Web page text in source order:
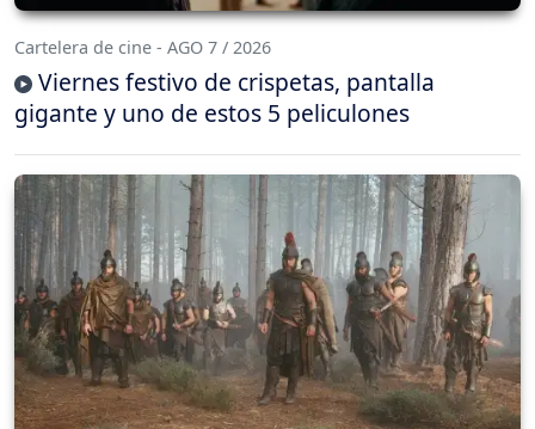
Cartelera de cine - AGO 7 / 2026
Viernes festivo de crispetas, pantalla
gigante y uno de estos 5 peliculones